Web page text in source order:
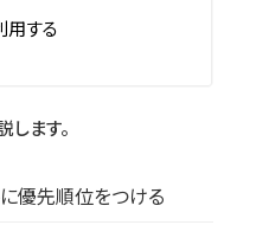
用する
ます。
優先順位をつける